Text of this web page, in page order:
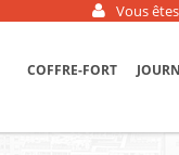
Vous
COFFRE-FORT